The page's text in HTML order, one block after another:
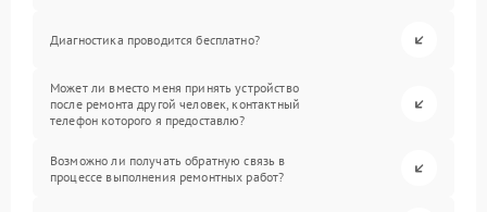
Диагностика проводится бесплатно?
Может ли вместо меня принять устройство
после ремонта другой человек, контактный
телефон которого я предоставлю?
Возможно ли получать обратную связь в
процессе выполнения ремонтных работ?